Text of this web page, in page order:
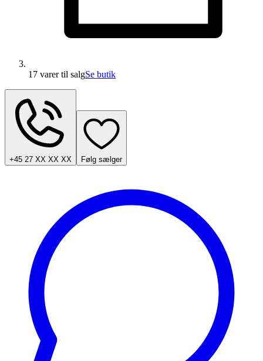
17 varertil salgSe butik
+45 27 XX XX XX Følg sælger